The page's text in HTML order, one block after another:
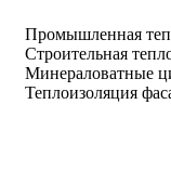
Промышленная
Строительная
Минераловатные
Теплоизоляция